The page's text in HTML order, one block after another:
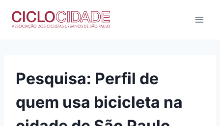
para
Pesquisa: Perfil de
quem usa bicicleta na